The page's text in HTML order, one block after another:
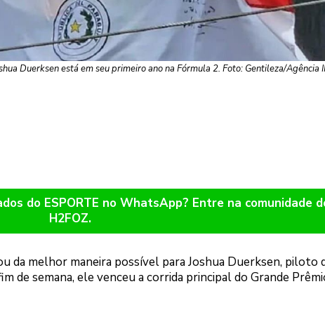
Duerksen está em seu primeiro ano na Fórmula 2. Foto: Gentileza/Agência
do ESPORTE no WhatsApp? Entre na comunidade
H2FOZ.
da melhor maneira possível para Joshua Duerksen, piloto
de semana, ele venceu a corrida principal do Grande